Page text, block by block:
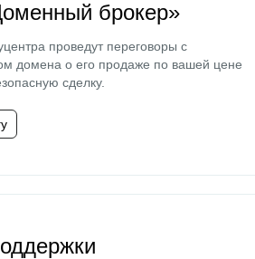
брокер»
проведут переговоры с
домена о его продаже по вашей цене
сделку.